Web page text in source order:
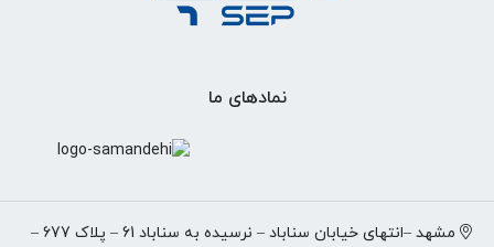
نمادهای ما
مشهد –انتهای خیابان سناباد – نرسیده به سناباد 61 – پلاک 677 –